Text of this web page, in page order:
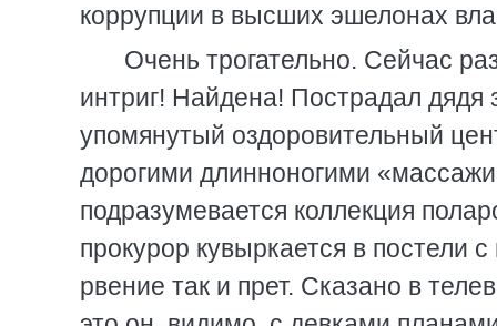
коррупции в высших эшелонах
Очень трогательно. Сейчас
интриг! Найдена! Пострадал
упомянутый оздоровительный
дорогими длинноногими
подразумевается коллекция
прокурор кувыркается в постели
рвение так и прет. Сказано в